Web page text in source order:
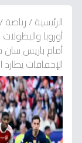
الرئيسية/رياضة/
أوروبا والبطولات
أمام باريس سان
الإخفاقات يطارد